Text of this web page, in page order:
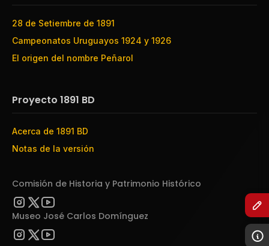
28 de Setiembre de 1891
Campeonatos Uruguayos 1924 y 1926
El origen del nombre Peñarol
Proyecto 1891 BD
Acerca de 1891 BD
Notas de la versión
Comisión de Historia y Patrimonio Histórico
Museo José Carlos Domínguez